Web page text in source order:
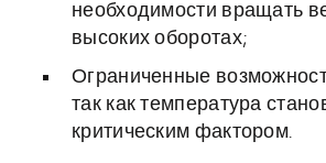
необходимости вращать
высоких оборотах;
Ограниченные
так как температура
критическим фактором.